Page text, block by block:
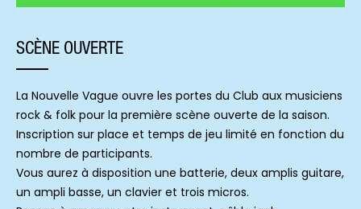
SCÈNE OUVERTE
La Nouvelle Vague ouvre les portes du Club aux musiciens
rock & folk pour la première scène ouverte de la saison.
Inscription sur place et temps de jeu limité en fonction du
nombre de participants.
Vous aurez à disposition une batterie, deux amplis guitare,
un ampli basse, un clavier et trois micros.